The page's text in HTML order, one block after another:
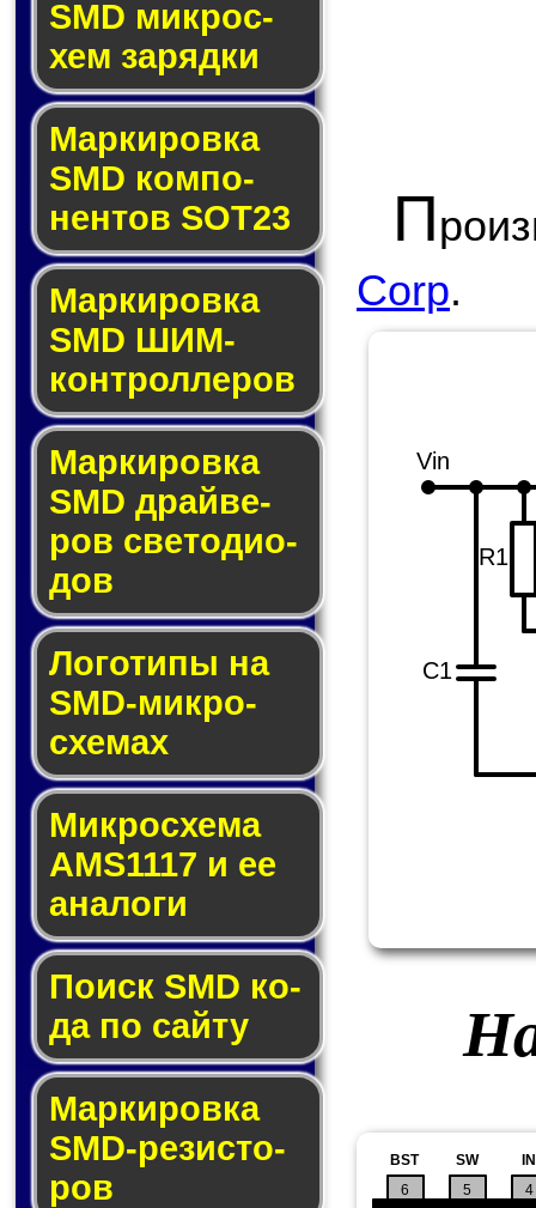
SMD мик­рос­
хем за­ряд­ки
Маркировка
SMD ком­по­
нен­тов SOT23
Маркировка
SMD ШИМ-
кон­трол­ле­ров
Маркировка
SMD драй­ве­
ров све­то­ди­о­
дов
Логотипы на
SMD-мик­ро­
схе­мах
Микросхема
AMS1117 и ее
ана­ло­ги
Поиск SMD ко­
да по сай­ту
Маркировка
SMD-ре­зис­то­
ров
П
Corp.
C1
Vin
R1
4
IN
SW
5
6
BST